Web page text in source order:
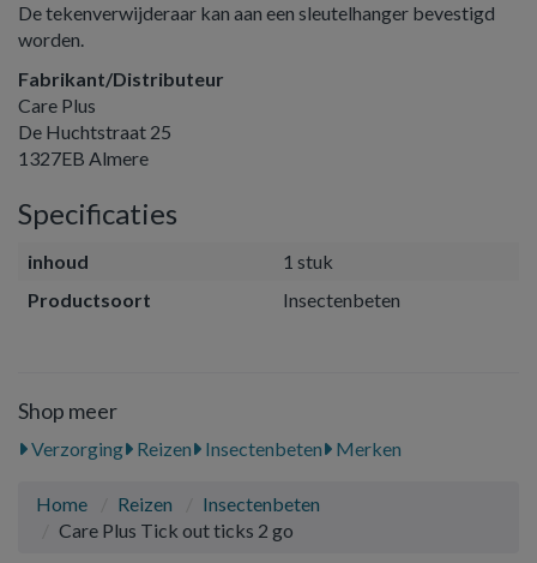
De tekenverwijderaar kan aan een sleutelhanger bevestigd
worden.
Fabrikant/Distributeur
Care Plus
De Huchtstraat 25
1327EB Almere
Specificaties
inhoud
1 stuk
Productsoort
Insectenbeten
Shop meer
Verzorging Reizen Insectenbeten Merken
Home Reizen
Insectenbeten
Care Plus Tick out ticks 2 go